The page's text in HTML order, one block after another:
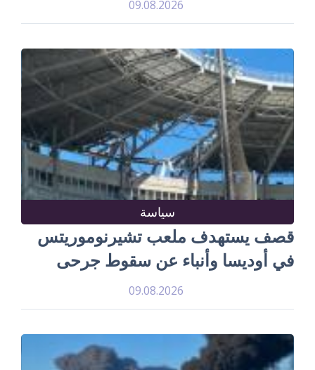
09.08.2026
سياسة
قصف يستهدف ملعب تشيرنوموريتس
في أوديسا وأنباء عن سقوط جرحى
09.08.2026